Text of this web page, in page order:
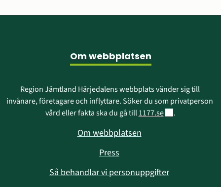
Om webbplatsen
Region Jämtland Härjedalens webbplats vänder sig till
invånare, företagare och inflyttare. Söker du som privatperson
vård eller fakta ska du gå till 1177.seLänk till annan
.
Om webbplatsen
Press
Så behandlar vi personuppgifter